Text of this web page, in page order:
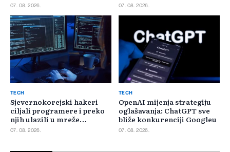
07. 08. 2026. 07. 08. 2026.
TECH
Sjevernokorejski hakeri
ciljali programere i preko
njih ulazili u mreže
kompanija
07. 08. 2026.
TECH
OpenAI mijenja strategiju
oglašavanja: ChatGPT sve
bliže konkurenciji Googleu
07. 08. 2026.